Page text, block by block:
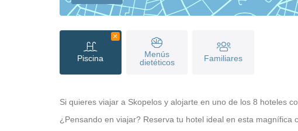
Piscina
Menús
dietéticos
Familiares
Si quieres viajar a Skopelos y alojarte en uno de los 8 hoteles
¿Pensando en viajar? Reserva tu hotel ideal en esta magnífica